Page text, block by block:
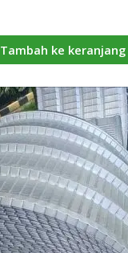
Tambah ke keranjang